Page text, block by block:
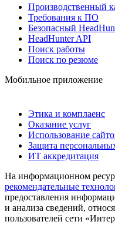
Производственный
Требования к ПО
Безопасный
HeadHunter API
Поиск работы
Поиск по резюме
Мобильное приложение
Этика и комплаенс
Оказание услуг
Использование
Защита
ИТ аккредитация
На информационном
рекомендательные
предоставления
и анализа сведений,
пользователей сети